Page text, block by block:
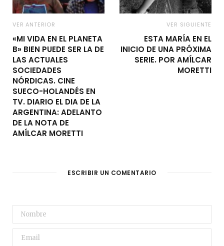
VER ANTERIOR
«MI VIDA EN EL PLANETA
B» BIEN PUEDE SER LA DE
LAS ACTUALES
SOCIEDADES
NÓRDICAS. CINE
SUECO-HOLANDÉS EN
TV. DIARIO EL DIA DE LA
ARGENTINA: ADELANTO
DE LA NOTA DE
AMÍLCAR MORETTI
VER SIGUIENTE
ESTA MARÍA EN EL
INICIO DE UNA PRÓXIMA
SERIE. POR AMÍLCAR
MORETTI
ESCRIBIR UN COMENTARIO